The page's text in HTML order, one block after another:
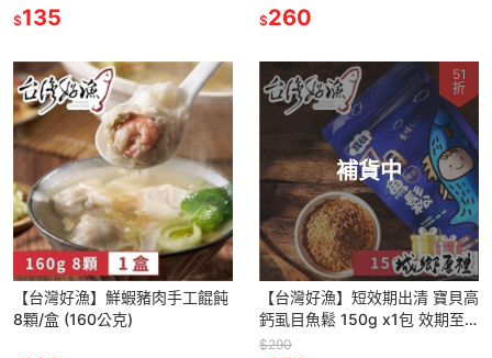
$135 $260
【台灣好漁】鮮蝦豬肉手工餛飩
8顆/盒 (160公克)
補貨中
51
折
【台灣好漁】短效期出清 寶貝高
鈣虱目魚鬆 150g x1包 效期至
2025/05/22
$290